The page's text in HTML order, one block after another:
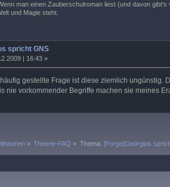
man einen Zauberschulroman liest (und davon gibt's
und Magie steht.
spricht GNS
| 16:43 »
gestellte Frage ist diese ziemlich
nie vorkommender Begriffe machen sie meines
» Theorie-FAQ » Thema: [Forge]Georgios